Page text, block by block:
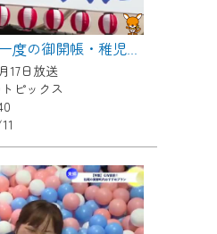
【東郷】17年に一度の御開帳・稚児行列
17日放送
ピックス